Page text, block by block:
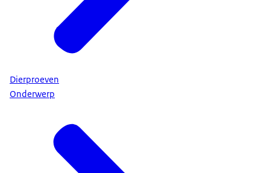
Dierproeven
Onderwerp